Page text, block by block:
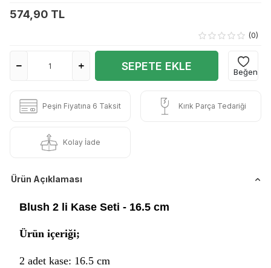
574,90 TL
(0)
SEPETE EKLE Beğen
Peşin Fiyatına 6 Taksit Kırık Parça Tedariği
Kolay İade
Ürün Açıklaması
Blush 2 li Kase Seti - 16.5 cm
Ürün içeriği;
2 adet kase: 16.5 cm